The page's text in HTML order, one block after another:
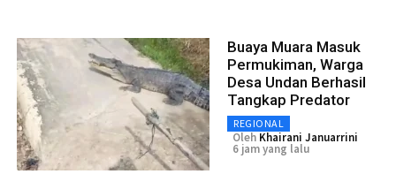
Buaya Muara Masuk
Permukiman, Warga
Desa Undan Berhasil
Tangkap Predator
REGIONAL
Oleh Khairani Januarrini
6 jam yang lalu